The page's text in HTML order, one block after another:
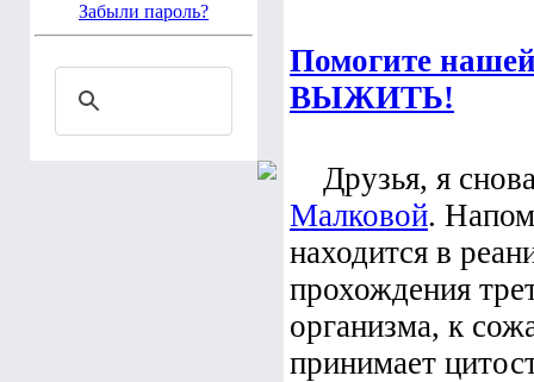
Забыли пароль?
Помогите
ВЫЖИТЬ!
Друзья, я
Малковой.
находится в
прохождения
организма, к
принимает